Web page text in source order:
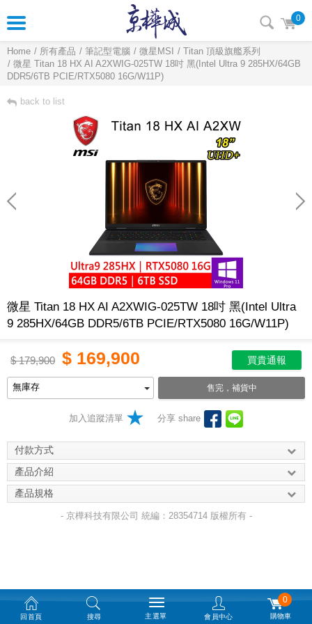
0
Home 所有產品 筆記型電腦 微星MSI
Titan 頂級旗艦系列
微星 Titan 18 HX AI A2XWIG-025TW 18吋 黑(Intel Ultra 9 285HX/64GB
DDR5/6TB PCIE/RTX5080 16G/W11P)
back to list
微星 Titan 18 HX AI A2XWIG-025TW 18吋 黑(Intel Ultra
9 285HX/64GB DDR5/6TB PCIE/RTX5080 16G/W11P)
$179,900 $ 169,900 買貴通報
售完，補貨中
加入追蹤清單 分享 share
付款方式
產品介紹
產品規格
- 京樺科技有限公司 統編：28354714 版權所有 -
回首頁 搜尋 主選單 會員中心
0
購物車